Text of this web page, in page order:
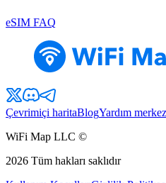
eSIM FAQ
Çevrimiçi haritaBlogYardım
WiFi Map LLC ©
2026 Tüm hakları saklıdır